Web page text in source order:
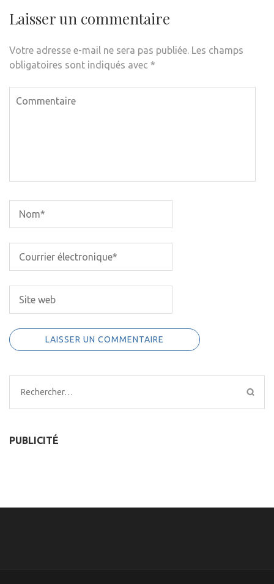
Laisser un commentaire
Votre adresse e-mail ne sera pas publiée. Les champs
obligatoires sont indiqués avec *
Rechercher :
PUBLICITÉ